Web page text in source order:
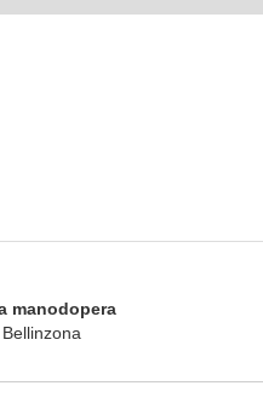
manodopera